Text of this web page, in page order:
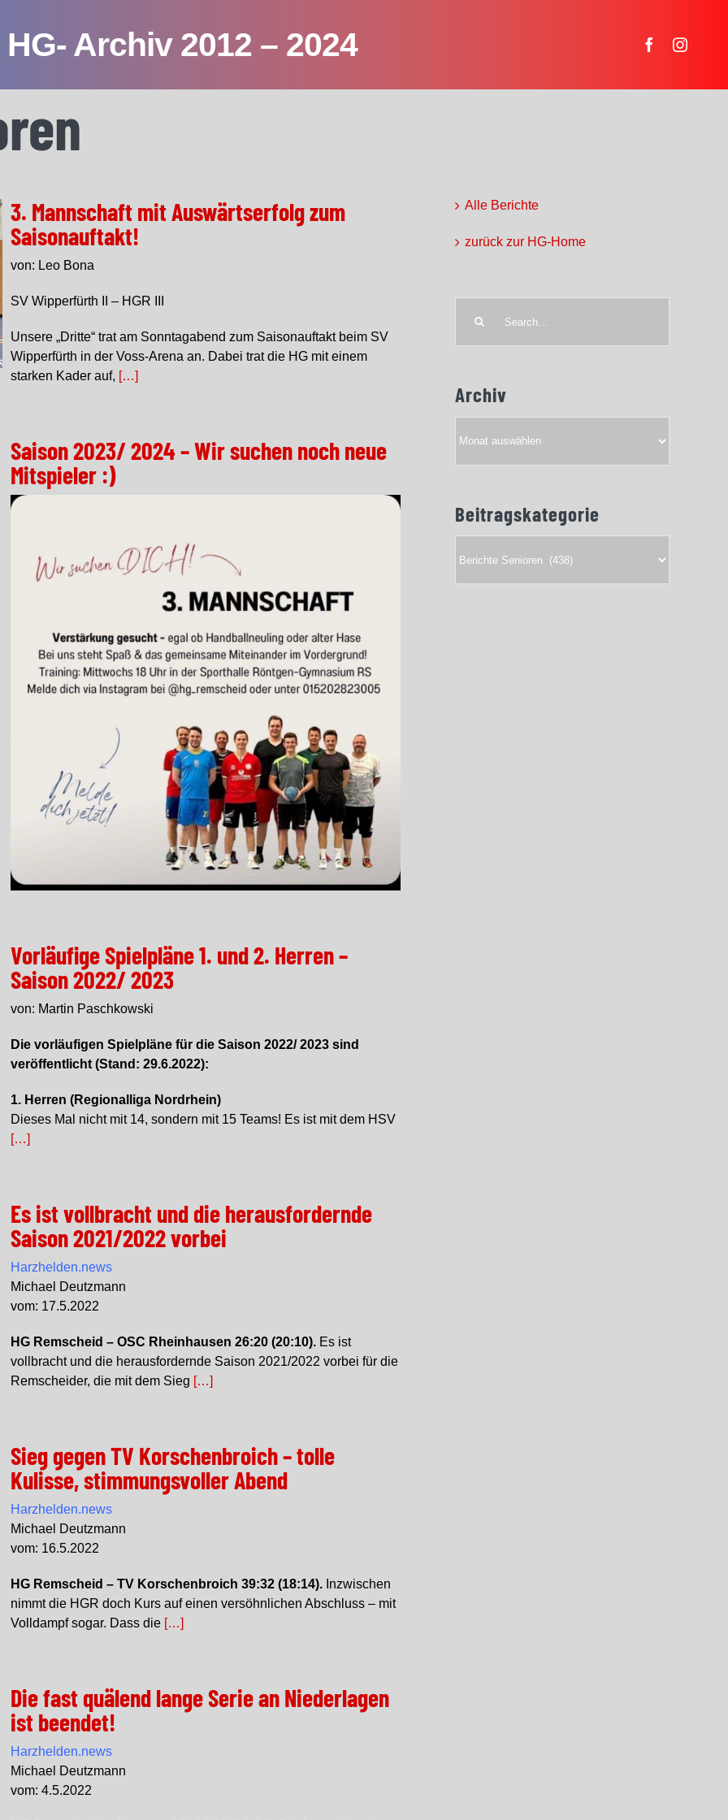
HG- Archiv 2012 – 2024
3. Mannschaft mit Auswärtserfolg zum
Saisonauftakt!
von: Leo Bona
SV Wipperfürth II – HGR III
Unsere „Dritte“ trat am Sonntagabend zum Saisonauftakt beim SV
Wipperfürth in der Voss-Arena an. Dabei trat die HG mit einem
starken Kader auf, […]
Saison 2023/ 2024 – Wir suchen noch neue
Mitspieler :)
Vorläufige Spielpläne 1. und 2. Herren –
Saison 2022/ 2023
von: Martin Paschkowski
Die vorläufigen Spielpläne für die Saison 2022/ 2023 sind
veröffentlicht (Stand: 29.6.2022):
1. Herren (Regionalliga Nordrhein)
Dieses Mal nicht mit 14, sondern mit 15 Teams! Es ist mit dem HSV
[…]
Es ist vollbracht und die herausfordernde
Saison 2021/2022 vorbei
Harzhelden.news
Michael Deutzmann
vom: 17.5.2022
HG Remscheid – OSC Rheinhausen 26:20 (20:10). Es ist
vollbracht und die herausfordernde Saison 2021/2022 vorbei für die
Remscheider, die mit dem Sieg […]
Sieg gegen TV Korschenbroich – tolle
Kulisse, stimmungsvoller Abend
Harzhelden.news
Michael Deutzmann
vom: 16.5.2022
HG Remscheid – TV Korschenbroich 39:32 (18:14). Inzwischen
nimmt die HGR doch Kurs auf einen versöhnlichen Abschluss – mit
Volldampf sogar. Dass die […]
Die fast quälend lange Serie an Niederlagen
ist beendet!
Harzhelden.news
Michael Deutzmann
vom: 4.5.2022
Alle Berichte
zurück zur HG-Home
Archiv
Beitragskategorie